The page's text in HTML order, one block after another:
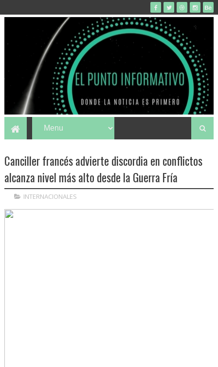
Canciller francés advierte discordia en conflictos
alcanza nivel más alto desde la Guerra Fría
INTERNACIONALES